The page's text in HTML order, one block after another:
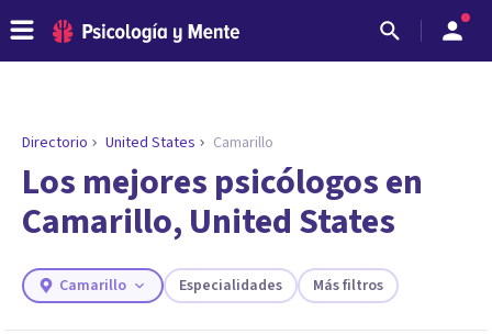
ENCONTRAR MI TERAPEUTA
¿Necesitas ayuda para encontrar el
psicólogo adecuado?
Responde a unas breves preguntas y te ofreceremos
necesidades.
Directorio United States Camarillo
Los mejores psicólogos en
Camarillo, United States
Camarillo Especialidades Más filtros